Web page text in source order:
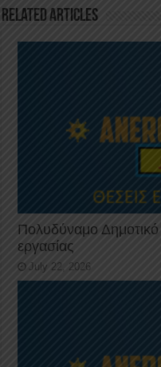
Related Articles
Πολυδύναμο
εργασίας
July 22, 2026